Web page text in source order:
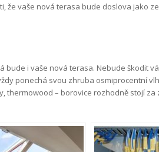
že vaše nová terasa bude doslova jako
bude i vaše nová terasa. Nebude škodit
ponechá svou zhruba osmiprocentní
thermowood – borovice rozhodně stojí za